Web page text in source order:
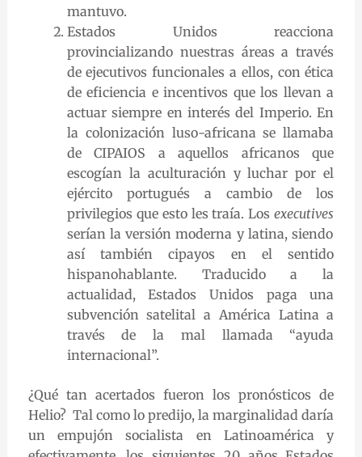
mantuvo.
Estados Unidos reacciona
provincializando nuestras áreas a través
de ejecutivos funcionales a ellos, con ética
de eficiencia e incentivos que los llevan a
actuar siempre en interés del Imperio. En
la colonización luso-africana se llamaba
de CIPAIOS a aquellos africanos que
escogían la aculturación y luchar por el
ejército portugués a cambio de los
privilegios que esto les traía. Losexecutives
serían la versión moderna y latina, siendo
así también cipayos en el sentido
hispanohablante. Traducido a la
actualidad, Estados Unidos paga una
subvención satelital a América Latina a
través de la mal llamada “ayuda
internacional”.
¿Qué tan acertados fueron los pronósticos de
Helio? Tal como lo predijo, la marginalidad daría
un empujón socialista en Latinoamérica y